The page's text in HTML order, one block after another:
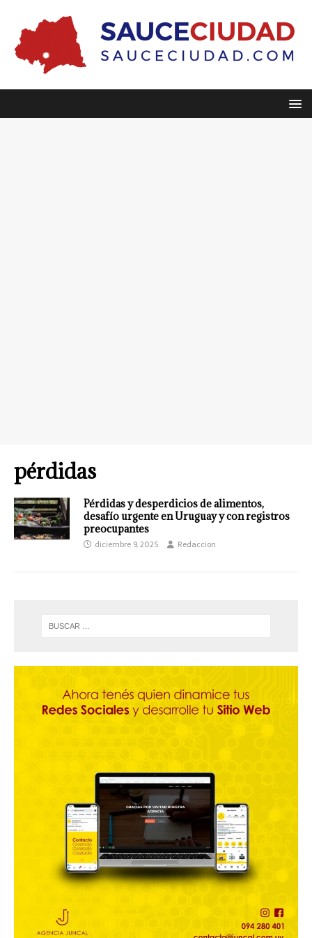
pérdidas
Pérdidas y desperdicios de alimentos,
desafío urgente en Uruguay y con registros
preocupantes
diciembre 9, 2025 Redaccion